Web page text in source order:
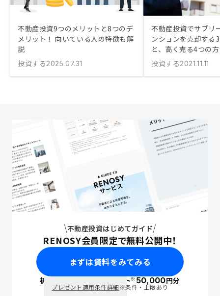
不動産投資9つのメリットと8つのデ
メリット！ 向いている人の特徴も解
説
投資する2025.07.31
不動産投資でサブリ
ンションを売却する
と、高く売る4つの
投資する2021.11.11
不動産投資はじめてガイド
RENOSY会員限定で無料公開中！
まずは資料をみてみる
初回面談で ポイント※50,000円分
プレゼント適用条件詳細※条件・上限あり